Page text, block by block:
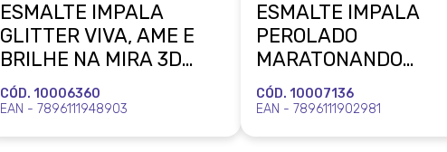
ESMALTE IMPALA
GLITTER VIVA, AME E
BRILHE NA MIRA 3D
MUNDIAL
CÓD. 10006360
EAN - 7896111948903
ESMALTE IMPALA
PEROLADO
MARATONANDO
NETFLIX UMA NOVA
TEMPORADA BLISTER
CÓD. 10007136
EAN - 7896111902981